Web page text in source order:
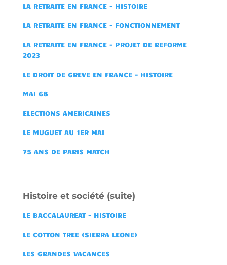
LA RETRAITE EN FRANCE - HISTOIRE
LA RETRAITE EN FRANCE - FONCTIONNEMENT
LARETRAITE EN FRANCE - PROJET DE REFORME
2023
LE DROIT DE GREVE EN FRANCE - HISTOIRE
MAI 68
ELECTIONS AMERICAINES
LE MUGUET AU 1ER MAI
75 ANS DE PARIS MATCH
Histoire et société (suite)
LE BACCALAUREAT - HISTOIRE
LE COTTON TREE (SIERRA LEONE)
LES GRANDES VACANCES